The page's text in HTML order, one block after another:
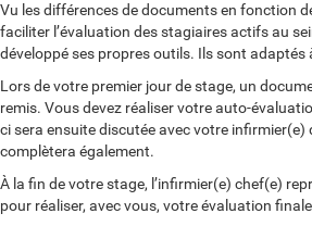
Vu les différences de documents en fonction
faciliter l’évaluation des stagiaires actifs au
développé ses propres outils. Ils sont adaptés
Lors de votre premier jour de stage, un
remis. Vous devez réaliser votre auto-
ci sera ensuite discutée avec votre infirmier(e)
complètera également.
À la fin de votre stage, l’infirmier(e) chef(e)
pour réaliser, avec vous, votre évaluation